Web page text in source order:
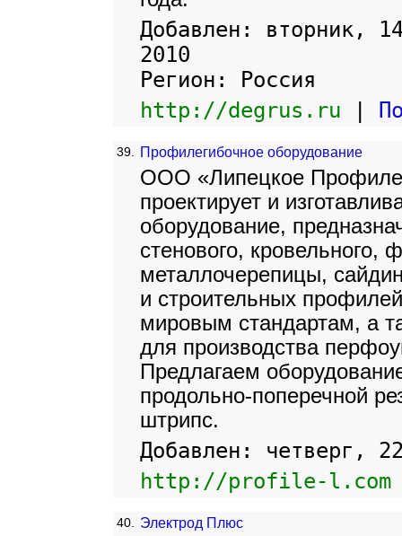
Добавлен: вторник,
2010
Регион: Россия
http://degrus.ru
39. Профилегибочное оборудование
ООО «Липецкое
проектирует и
оборудование,
стенового, кровельного,
металлочерепицы,
и строительных
мировым стандартам, а
для производства
Предлагаем
продольно-поперечной
штрипс.
Добавлен: четверг,
http://profile-l.com
40. Электрод Плюс